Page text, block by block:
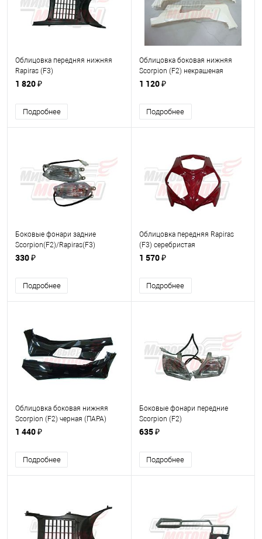
Облицовка передняя нижняя
Rapiras (F3)
1 820 ₽
Подробнее
Облицовка боковая нижняя
Scorpion (F2) некрашеная
(ПАРА)
1 120 ₽
Подробнее
Боковые фонари задние
Scorpion(F2)/Rapiras(F3)
330 ₽
Подробнее
Облицовка передняя Rapiras
(F3) серебристая
1 570 ₽
Подробнее
Облицовка боковая нижняя
Scorpion (F2) черная (ПАРА)
1 440 ₽
Подробнее
Боковые фонари передние
Scorpion (F2)
635 ₽
Подробнее